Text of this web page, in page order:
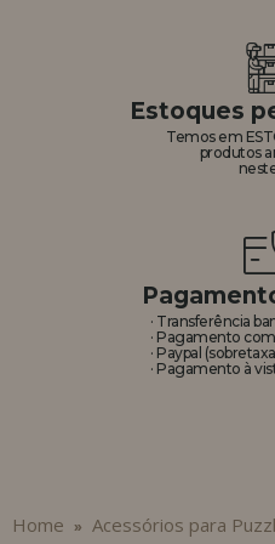
REGISTRO DE
Estoques
Temos em
produtos
· Transferência
· Pagamento
· Paypal
· Pagamento à
Home » Acessórios para